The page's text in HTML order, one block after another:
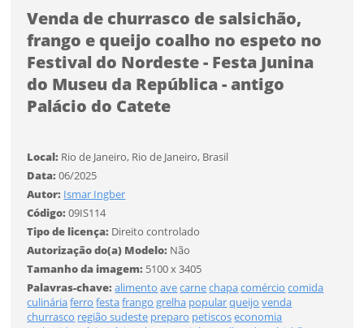
Venda de churrasco de salsichão,
frango e queijo coalho no espeto no
Festival do Nordeste - Festa Junina
do Museu da República - antigo
Palácio do Catete
Local: Rio de Janeiro, Rio de Janeiro, Brasil
Data:06/2025
Autor: Ismar Ingber
Código:09IS114
Tipo de licença: Direito controlado
Autorização do(a) Modelo: Não
Tamanho da imagem: 5100 x 3405
Palavras-chave:alimento avecarnechapacomércio comida
culináriaferro festafrango grelha popularqueijo venda
churrasco região sudeste preparo petiscoseconomia
Selecione
Utilização
Formato
Desejo receber novidades sobre a Pulsar Imagens
CADASTRAR
ENTRAR
Tipo de download